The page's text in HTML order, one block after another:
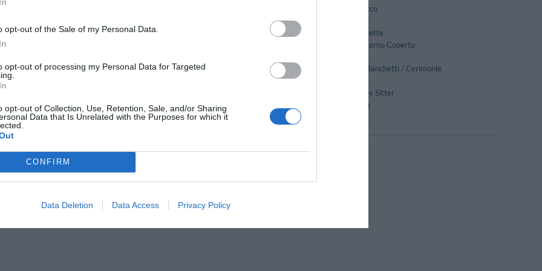
opt-out of the Sale of my Personal Data.
opt-out of processing my Personal Data for Targeted
opt-out of Collection, Use, Retention, Sale, and/or Sharing
Data that Is Unrelated with the Purposes for which it
CONFIRM
Data Deletion Data Access Privacy Policy
Lavaggio a secco
per Meeting /
Noleggio Auto
Noleggio Biciclette
Parcheggio Interno Coperto
Quotidiani
Ricevimenti / Banchetti / Cerimonie
gruppi
Servizio di Baby Sitter
Snack bar
Tour della città
Aeroporto
Transfer da/per Porto
dell'hotel
Fumatori
Vista Panoramica